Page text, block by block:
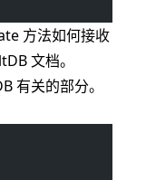
方法如何接收
文档。
有关的部分。